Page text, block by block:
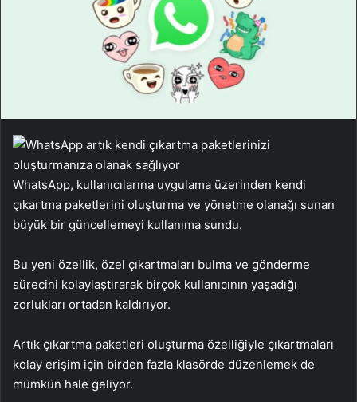
WhatsApp, kullanıcılarına uygulama üzerinden kendi
çıkartma paketlerini oluşturma ve yönetme olanağı sunan
büyük bir güncellemeyi kullanıma sundu.
Bu yeni özellik, özel çıkartmaları bulma ve gönderme
sürecini kolaylaştırarak birçok kullanıcının yaşadığı
zorlukları ortadan kaldırıyor.
Artık çıkartma paketleri oluşturma özelliğiyle çıkartmaları
kolay erişim için birden fazla klasörde düzenlemek de
mümkün hale geliyor.